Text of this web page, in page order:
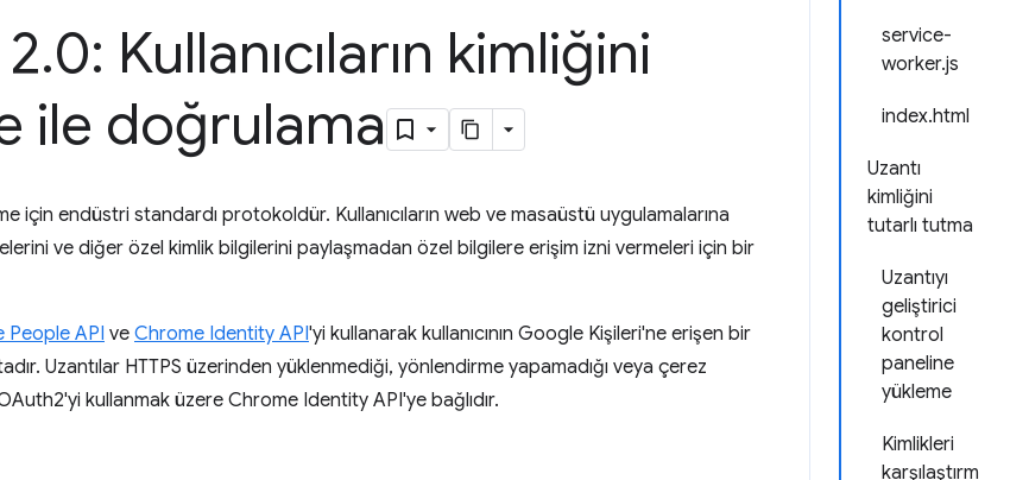
service-
worker.js
index.html
Uzantı
kimliğini
tutarlı tutma
Uzantıyı
geliştirici
kontrol
paneline
yükleme
Kimlikleri
karşılaştırm
.0: Kullanıcıların kimliğini
ile doğrulama
için endüstri standardı protokoldür. Kullanıcıların web ve masaüstü uygulamalarına
ve diğer özel kimlik bilgilerini paylaşmadan özel bilgilere erişim izni vermeleri için bir
People API ve Chrome Identity API'yi kullanarak kullanıcının Google Kişileri'ne erişen bir
Uzantılar HTTPS üzerinden yüklenmediği, yönlendirme yapamadığı veya çerez
kullanmak üzere Chrome Identity API'ye bağlıdır.